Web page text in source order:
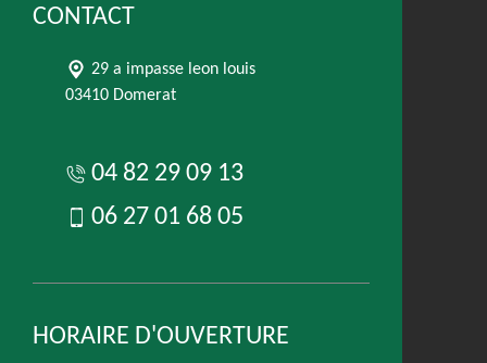
CONTACT
29 a impasse leon louis
03410 Domerat
04 82 29 09 13
06 27 01 68 05
HORAIRE D'OUVERTURE